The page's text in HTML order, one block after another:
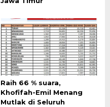
Raih 66 % suara,
Khofifah-Emil Menang
Mutlak di Seluruh